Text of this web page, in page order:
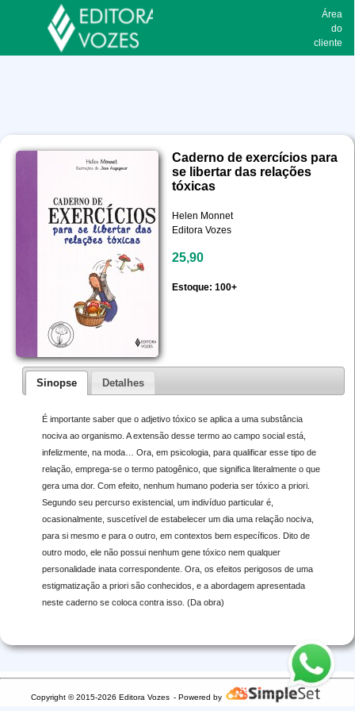
Área
do
cliente
Caderno de exercícios para
se libertar das relações
tóxicas
Helen Monnet
Editora Vozes
25,90
Estoque: 100+
Sinopse Detalhes
É importante saber que o adjetivo tóxico se aplica a uma substância
nociva ao organismo. A extensão desse termo ao campo social está,
infelizmente, na moda… Ora, em psicologia, para qualificar esse tipo de
relação, emprega-se o termo patogênico, que significa literalmente o que
gera uma dor. Com efeito, nenhum humano poderia ser tóxico a priori.
Segundo seu percurso existencial, um indivíduo particular é,
ocasionalmente, suscetível de estabelecer um dia uma relação nociva,
para si mesmo e para o outro, em contextos bem específicos. Dito de
outro modo, ele não possui nenhum gene tóxico nem qualquer
personalidade inata correspondente. Ora, os efeitos perigosos de uma
estigmatização a priori são conhecidos, e a abordagem apresentada
neste caderno se coloca contra isso. (Da obra)
Copyright © 2015-2026 Editora Vozes - Powered by